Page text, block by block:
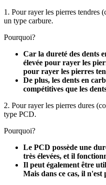
1. Pour rayer les pierres tendres
un type carbure.
Pourquoi?
Car la dureté des dents
élevée pour rayer les
pour rayer les pierres
De plus, les dents en
compétitives que les
2. Pour rayer les pierres dures
type PCD.
Pourquoi?
Le PCD possède une
très élevées, et il
Il peut également être
Mais dans ce cas, il n'est